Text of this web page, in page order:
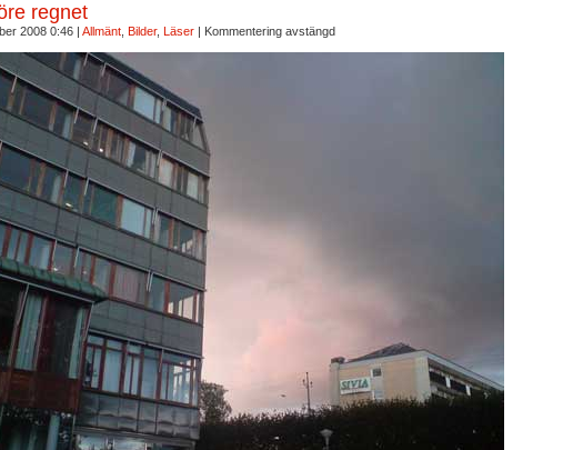
regnet
2008 0:46 | Allmänt, Bilder, Läser| Kommentering avstängd